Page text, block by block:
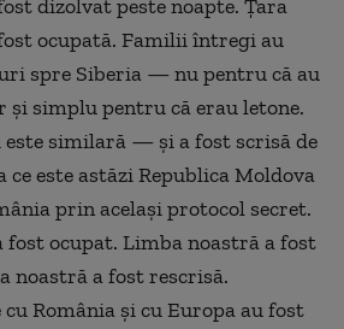
dizolvat peste noapte. Ţara
ocupată. Familii întregi au
spre Siberia — nu pentru că au
şi simplu pentru că erau letone.
este similară — şi a fost scrisă de
ce este astăzi Republica Moldova
prin acelaşi protocol secret.
ocupat. Limba noastră a fost
noastră a fost rescrisă.
România şi cu Europa au fost